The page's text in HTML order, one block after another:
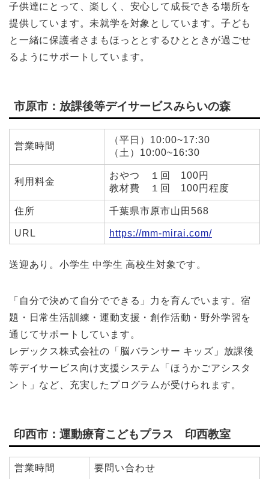
子供達にとって、楽しく、安心して成長できる場所を
提供しています。未就学を対象としています。子ども
と一緒に保護者さまもほっととするひとときが過ごせ
るようにサポートしています。
市原市：放課後等デイサービスみらいの森
営業時間
（平日）10:00~17:30
（土）10:00~16:30
利用料金
おやつ １回 100円
教材費 １回 100円程度
住所 千葉県市原市山田568
URL https://mm-mirai.com/
送迎あり。小学生 中学生 高校生対象です。
「自分で決めて自分でできる」力を育んでいます。宿
題・日常生活訓練・運動支援・創作活動・野外学習を
通じてサポートしています。
レデックス株式会社の「脳バランサー キッズ」放課後
等デイサービス向け支援システム「ほうかごアシスタ
ント」など、充実したプログラムが受けられます。
印西市：運動療育こどもプラス 印西教室
営業時間 要問い合わせ